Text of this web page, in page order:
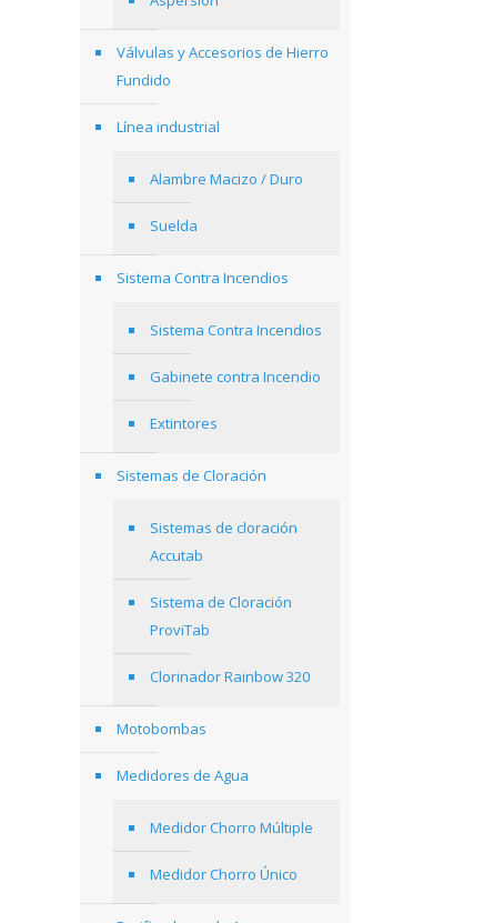
Válvulas y Accesorios de Hierro
Fundido
Línea industrial
Alambre Macizo / Duro
Suelda
Sistema Contra Incendios
Sistema Contra Incendios
Gabinete contra Incendio
Extintores
Sistemas de Cloración
Sistemas de cloración
Accutab
Sistema de Cloración
ProviTab
Clorinador Rainbow 320
Motobombas
Medidores de Agua
Medidor Chorro Múltiple
Medidor Chorro Único